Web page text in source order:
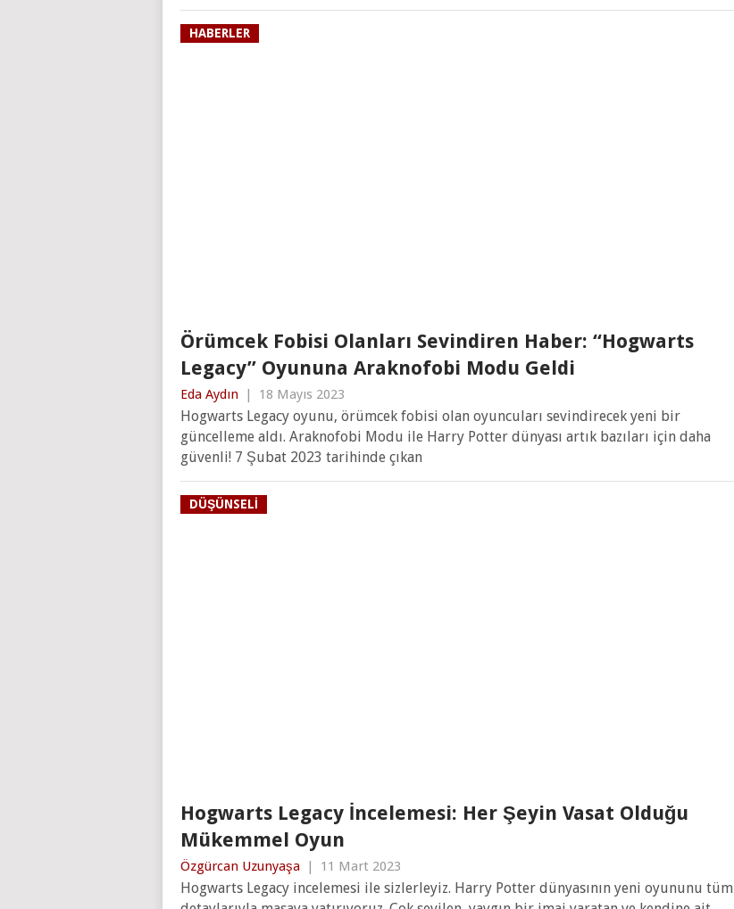
HABERLER
Örümcek Fobisi Olanları Sevindiren Haber: “Hogwarts
Legacy” Oyununa Araknofobi Modu Geldi
Eda Aydın 18 Mayıs 2023
Hogwarts Legacy oyunu, örümcek fobisi olan oyuncuları sevindirecek yeni bir
güncelleme aldı. Araknofobi Modu ile Harry Potter dünyası artık bazıları için daha
güvenli! 7 Şubat 2023 tarihinde çıkan
DÜŞÜNSELI
Hogwarts Legacy İncelemesi: Her Şeyin Vasat Olduğu
Mükemmel Oyun
Özgürcan Uzunyaşa | 11 Mart 2023
Hogwarts Legacy incelemesi ile sizlerleyiz. Harry Potter dünyasının yeni oyununu tüm